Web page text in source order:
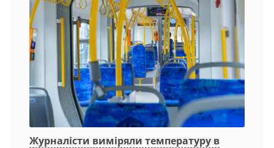
Журналісти виміряли температуру в